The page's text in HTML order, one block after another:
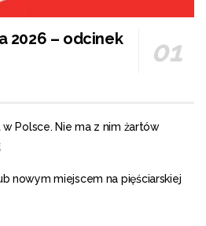
2026 – odcinek
w Polsce. Nie ma z nim żartów
nowym miejscem na pięściarskiej